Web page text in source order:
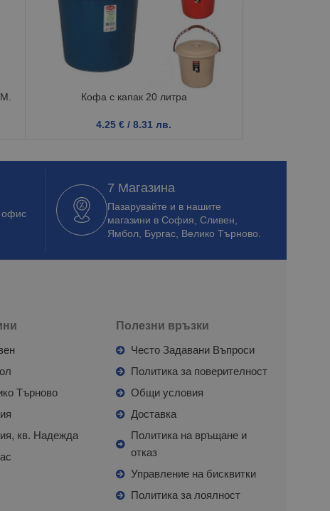
Кофа с капак 20 литра
4.25 € / 8.31 лв.
офис
7 Магазина
Пазарувайте и в нашите
магазини в София, Сливен,
Ямбол, Бургас, Велико Търново.
Търново
кв. Надежда
Полезни връзки
Често Задавани Въпроси
Политика за поверителност
Общи условия
Доставка
Политика на връщане и
отказ
Управление на бисквитки
Политика за лоялност